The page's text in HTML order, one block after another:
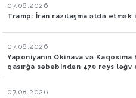
07.08.2026
Tramp: İran razılaşma əldə etmək
07.08.2026
Yaponiyanın Okinava və Kaqosima
qasırğa səbəbindən 470 reys ləğv
07.08.2026